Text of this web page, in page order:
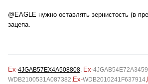
@EAGLE нужно оставлять зернистость (в
зацепа.
Ex-4JGAB57EX4A508808, Ex-
WDB2100531A087382,Ex-WDB2010241F637914,